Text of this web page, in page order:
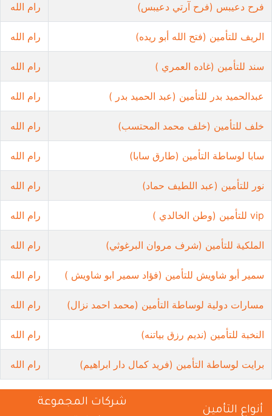
فرح دعيبس (فرح آرتي دعيبس) رام الله
الريف للتأمين (فتح الله أبو ريده) رام الله
سند للتأمين (غاده العمري ) رام الله
عبدالحميد بدر للتأمين (عبد الحميد بدر ) رام الله
خلف للتأمين (خلف محمد المحتسب) رام الله
سابا لوساطة التأمين (طارق سابا) رام الله
نور للتأمين (عبد اللطيف حماد) رام الله
vip للتأمين (وطن الخالدي ) رام الله
الملكية للتأمين (شرف مروان البرغوثي) رام الله
سمير أبو شاويش للتأمين (فؤاد سمير ابو شاويش ) رام الله
مسارات دولية لوساطة التأمين (محمد احمد نزال) رام الله
النخبة للتأمين (نديم رزق بياتنه) رام الله
برايت لوساطة التأمين (فريد كمال دار ابراهيم) رام الله
أنواع التأمين
شركات المجموعة